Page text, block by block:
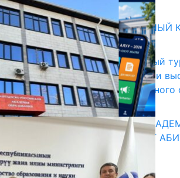
Абитуриент
БИШКЕКСКИЙ УНИВЕРСАЛЬНЫЙ
17.07.2026
В Кыргызстане начался первый
образовательные организации
и начального профессионального
13.07.2026
КЫРГЫЗКО-РОССИЙСКАЯ
ОБРАЗОВАНИЯ ПРИГЛАШАЕТ
10.07.2026
Медиа